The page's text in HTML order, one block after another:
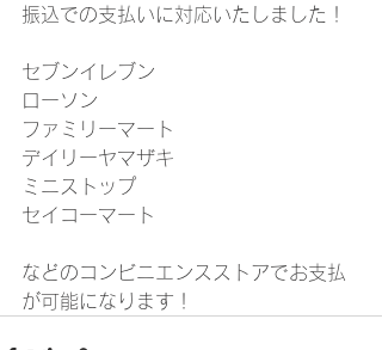
振込での支払いに対応いたしました！
セブンイレブン
ローソン
ファミリーマート
デイリーヤマザキ
ミニストップ
セイコーマート
などのコンビニエンスストアでお支払
が可能になります！